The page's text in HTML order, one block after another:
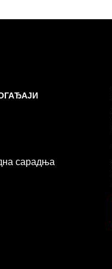
сарадња